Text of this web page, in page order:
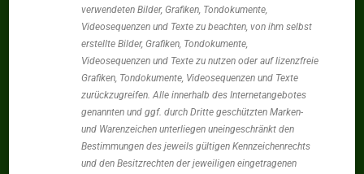
verwendeten Bilder, Grafiken, Tondokumente,
Videosequenzen und Texte zu beachten, von ihm selbst
erstellte Bilder, Grafiken, Tondokumente,
Videosequenzen und Texte zu nutzen oder auf lizenzfreie
Grafiken, Tondokumente, Videosequenzen und Texte
zurückzugreifen. Alle innerhalb des Internetangebotes
genannten und ggf. durch Dritte geschützten Marken-
und Warenzeichen unterliegen uneingeschränkt den
Bestimmungen des jeweils gültigen Kennzeichenrechts
und den Besitzrechten der jeweiligen eingetragenen